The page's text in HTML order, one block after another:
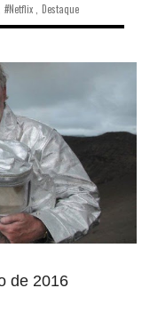
,#Netflix Destaque
de 2016